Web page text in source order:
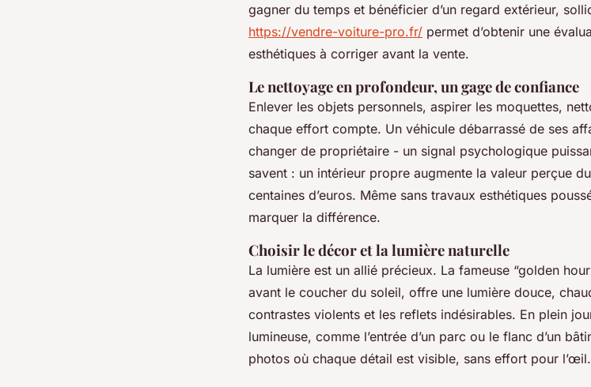
gagner du temps et bénéficier d’un regard extérieur,
https://vendre-voiture-pro.fr/ permet d’obtenir une
esthétiques à corriger avant la vente.
Le nettoyage en profondeur, un gage de confiance
Enlever les objets personnels, aspirer les moquettes,
chaque effort compte. Un véhicule débarrassé de ses
changer de propriétaire - un signal psychologique
savent : un intérieur propre augmente la valeur perçue
centaines d’euros. Même sans travaux esthétiques
marquer la différence.
Choisir le décor et la lumière naturelle
La lumière est un allié précieux. La fameuse “golden
avant le coucher du soleil, offre une lumière douce,
contrastes violents et les reflets indésirables. En plein
lumineuse, comme l’entrée d’un parc ou le flanc d’un
photos où chaque détail est visible, sans effort pour l’œil.